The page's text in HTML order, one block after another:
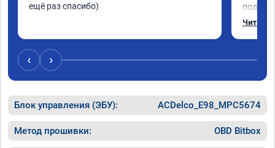
ещё раз спасибо)
стала
Читать
‹ ›
Блок управления (ЭБУ): ACDelco_E98_MPC5674
Метод прошивки: OBD Bitbox